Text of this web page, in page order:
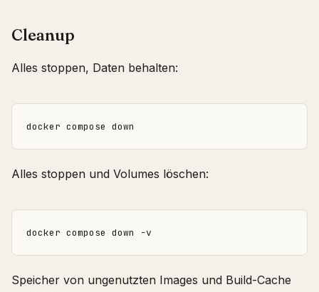
Cleanup
Alles stoppen, Daten behalten:
Alles stoppen und Volumes löschen:
Speicher von ungenutzten Images und Build-Cache